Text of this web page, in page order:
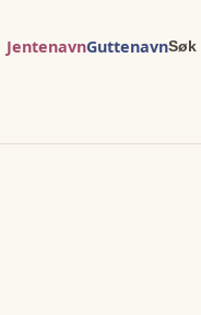
JentenavnGuttenavnSøk